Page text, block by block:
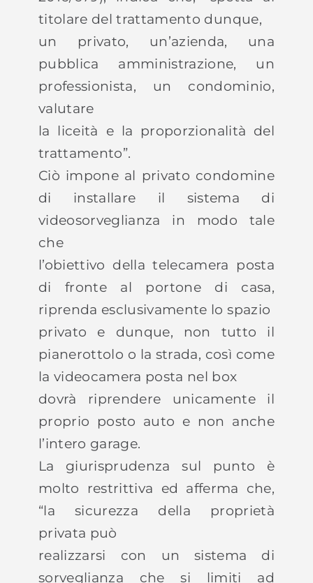
titolare del trattamento dunque,
un privato, un’azienda, una
pubblica amministrazione, un
professionista, un condominio,
valutare
la liceità e la proporzionalità del
trattamento”.
Ciò impone al privato condomine
di installare il sistema di
videosorveglianza in modo tale
che
l’obiettivo della telecamera posta
di fronte al portone di casa,
riprenda esclusivamente lo spazio
privato e dunque, non tutto il
pianerottolo o la strada, così come
la videocamera posta nel box
dovrà riprendere unicamente il
proprio posto auto e non anche
l’intero garage.
La giurisprudenza sul punto è
molto restrittiva ed afferma che,
“la sicurezza della proprietà
privata può
realizzarsi con un sistema di
sorveglianza che si limiti ad